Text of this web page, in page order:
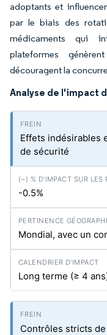
adoptants et
par le biais des
médicaments qui
plateformes
découragent la
Analyse de l'impact
Effets indésirables
de sécurité
-0.5%
Mondial, avec un
Long terme (≥ 4
Contrôles stricts de